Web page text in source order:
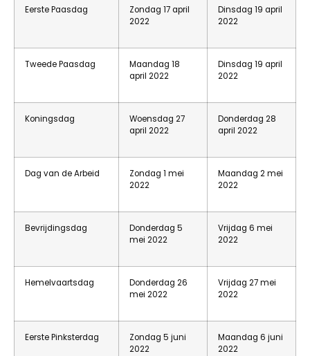
Eerste Paasdag
Zondag 17 april
2022
Dinsdag 19 april
2022
Tweede Paasdag
Maandag 18
april 2022
Dinsdag 19 april
2022
Koningsdag
Woensdag 27
april 2022
Donderdag 28
april 2022
Dag van de Arbeid
Zondag 1 mei
2022
Maandag 2 mei
2022
Bevrijdingsdag
Donderdag 5
mei 2022
Vrijdag 6 mei
2022
Hemelvaartsdag
Donderdag 26
mei 2022
Vrijdag 27 mei
2022
Eerste Pinksterdag
Zondag 5 juni
2022
Maandag 6 juni
2022